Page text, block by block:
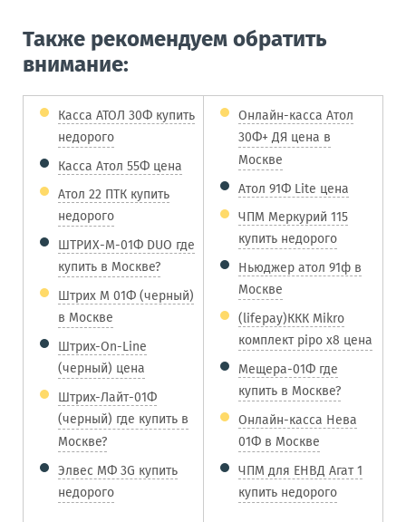
Также рекомендуем обратить
внимание:
Касса АТОЛ 30Ф купить
недорого
Касса Атол 55Ф цена
Атол 22 ПТК купить
недорого
ШТРИХ-М-01Ф DUO где
купить в Москве?
Штрих М 01Ф (черный)
в Москве
Штрих-On-Line
(черный) цена
Штрих-Лайт-01Ф
(черный) где купить в
Москве?
Элвес МФ 3G купить
недорого
Онлайн-касса Атол
30Ф+ ДЯ цена в
Москве
Атол 91Ф Lite цена
ЧПМ Меркурий 115
купить недорого
Ньюджер атол 91ф в
Москве
(lifepay)ККК Mikro
комплект pipo x8 цена
Мещера-01Ф где
купить в Москве?
Онлайн-касса Нева
01Ф в Москве
ЧПМ для ЕНВД Агат 1
купить недорого